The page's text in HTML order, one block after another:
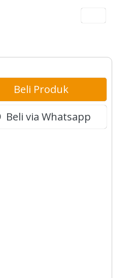
Beli Produk
Beli via Whatsapp